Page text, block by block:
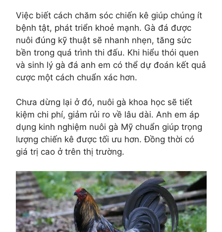
Việc biết cách chăm sóc chiến kê giúp chúng ít
bệnh tật, phát triển khoẻ mạnh. Gà đá được
nuôi đúng kỹ thuật sẽ nhanh nhẹn, tăng sức
bền trong quá trình thi đấu. Khi hiểu thói quen
và sinh lý gà đá anh em có thể dự đoán kết quả
cược một cách chuẩn xác hơn.
Chưa dừng lại ở đó, nuôi gà khoa học sẽ tiết
kiệm chi phí, giảm rủi ro về lâu dài. Anh em áp
dụng kinh nghiệm nuôi gà Mỹ chuẩn giúp trọng
lượng chiến kê được tối ưu hơn. Đồng thời có
giá trị cao ở trên thị trường.